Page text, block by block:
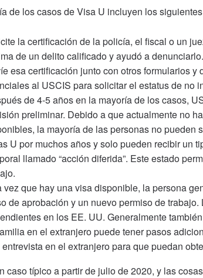
de los casos de Visa U incluyen los
la certificación de la policía, el fiscal o un
de un delito calificado y ayudó a denunciarlo.
esa certificación junto con otros formularios y
al USCIS para solicitar el estatus de no
de 4-5 años en la mayoría de los casos,
preliminar. Debido a que actualmente no
la mayoría de las personas no pueden
U por muchos años y solo pueden recibir un
llamado “acción diferida”. Este estado
vez que hay una visa disponible, la persona
de aprobación y un nuevo permiso de trabajo.
en los EE. UU. Generalmente
en el extranjero puede tener pasos
entrevista en el extranjero para que puedan
caso típico a partir de julio de 2020, y las